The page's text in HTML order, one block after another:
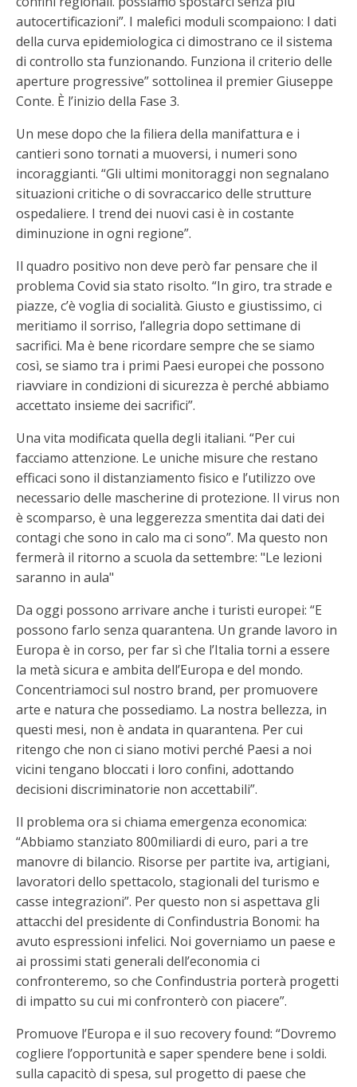
autocertificazioni”. I malefici moduli scompaiono: I dati
della curva epidemiologica ci dimostrano ce il sistema
di controllo sta funzionando. Funziona il criterio delle
aperture progressive” sottolinea il premier Giuseppe
Conte. È l’inizio della Fase 3.
Un mese dopo che la filiera della manifattura e i
cantieri sono tornati a muoversi, i numeri sono
incoraggianti. “Gli ultimi monitoraggi non segnalano
situazioni critiche o di sovraccarico delle strutture
ospedaliere. I trend dei nuovi casi è in costante
diminuzione in ogni regione”.
Il quadro positivo non deve però far pensare che il
problema Covid sia stato risolto. “In giro, tra strade e
piazze, c’è voglia di socialità. Giusto e giustissimo, ci
meritiamo il sorriso, l’allegria dopo settimane di
sacrifici. Ma è bene ricordare sempre che se siamo
così, se siamo tra i primi Paesi europei che possono
riavviare in condizioni di sicurezza è perché abbiamo
accettato insieme dei sacrifici”.
Una vita modificata quella degli italiani. “Per cui
facciamo attenzione. Le uniche misure che restano
efficaci sono il distanziamento fisico e l’utilizzo ove
necessario delle mascherine di protezione. Il virus non
è scomparso, è una leggerezza smentita dai dati dei
contagi che sono in calo ma ci sono”. Ma questo non
fermerà il ritorno a scuola da settembre: "Le lezioni
saranno in aula"
Da oggi possono arrivare anche i turisti europei: “E
possono farlo senza quarantena. Un grande lavoro in
Europa è in corso, per far sì che l’Italia torni a essere
la metà sicura e ambita dell’Europa e del mondo.
Concentriamoci sul nostro brand, per promuovere
arte e natura che possediamo. La nostra bellezza, in
questi mesi, non è andata in quarantena. Per cui
ritengo che non ci siano motivi perché Paesi a noi
vicini tengano bloccati i loro confini, adottando
decisioni discriminatorie non accettabili”.
Il problema ora si chiama emergenza economica:
“Abbiamo stanziato 800miliardi di euro, pari a tre
manovre di bilancio. Risorse per partite iva, artigiani,
lavoratori dello spettacolo, stagionali del turismo e
casse integrazioni”. Per questo non si aspettava gli
attacchi del presidente di Confindustria Bonomi: ha
avuto espressioni infelici. Noi governiamo un paese e
ai prossimi stati generali dell’economia ci
confronteremo, so che Confindustria porterà progetti
di impatto su cui mi confronterò con piacere”.
Promuove l’Europa e il suo recovery found: “Dovremo
cogliere l’opportunità e saper spendere bene i soldi.
sulla capacitò di spesa, sul progetto di paese che